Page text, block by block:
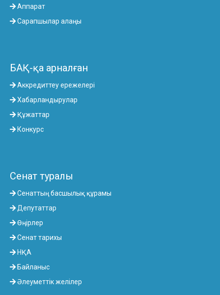
Аппарат
Сарапшылар алаңы
БАҚ-қа арналған
Аккредиттеу ережелері
Хабарландырулар
Құжаттар
Конкурс
Сенат туралы
Сенаттың басшылық құрамы
Депутаттар
Өңірлер
Сенат тарихы
НҚА
Байланыс
Әлеуметтік желілер